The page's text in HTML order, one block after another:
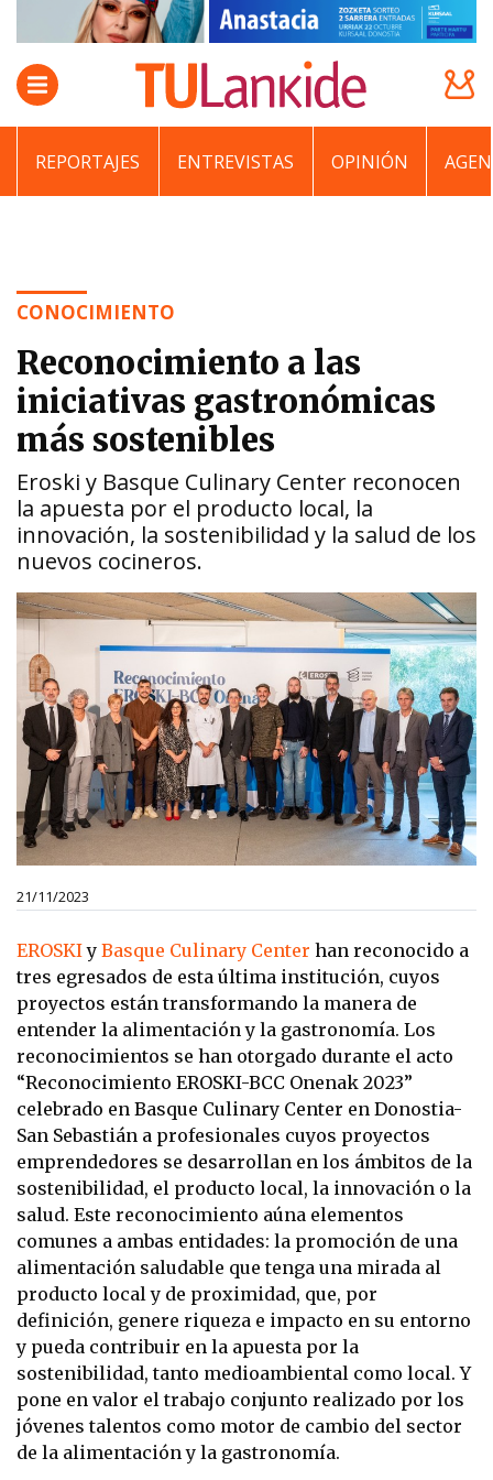
REPORTAJES ENTREVISTAS OPINIÓN
CONOCIMIENTO
Reconocimiento a las
iniciativas gastronómicas
más sostenibles
Eroski y Basque Culinary Center reconocen
la apuesta por el producto local, la
innovación, la sostenibilidad y la salud de los
nuevos cocineros.
21/11/2023
EROSKIy Basque Culinary Center han reconocido a
tres egresados de esta última institución, cuyos
proyectos están transformando la manera de
entender la alimentación y la gastronomía. Los
reconocimientos se han otorgado durante el acto
“Reconocimiento EROSKI-BCC Onenak 2023”
celebrado en Basque Culinary Center en Donostia-
San Sebastián a profesionales cuyos proyectos
emprendedores se desarrollan en los ámbitos de la
sostenibilidad, el producto local, la innovación o la
salud. Este reconocimiento aúna elementos
comunes a ambas entidades: la promoción de una
alimentación saludable que tenga una mirada al
producto local y de proximidad, que, por
definición, genere riqueza e impacto en su entorno
y pueda contribuir en la apuesta por la
sostenibilidad, tanto medioambiental como local. Y
pone en valor el trabajo conjunto realizado por los
jóvenes talentos como motor de cambio del sector
de la alimentación y la gastronomía.